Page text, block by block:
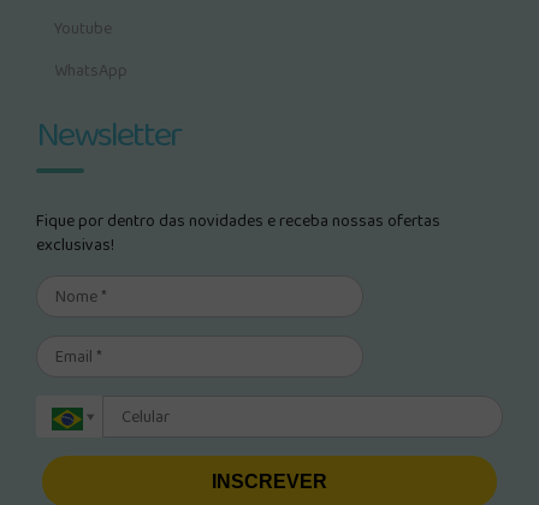
Youtube
WhatsApp
Newsletter
Fique por dentro das novidades e receba nossas ofertas
exclusivas!
INSCREVER